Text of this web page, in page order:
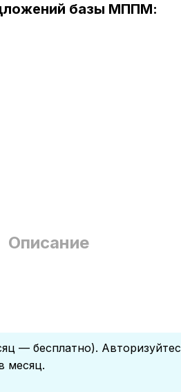
базы МППМ:
Описание
— бесплатно).
месяц.